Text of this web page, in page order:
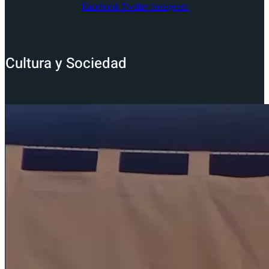
Facebook Twitter Instagram
Cultura y Sociedad